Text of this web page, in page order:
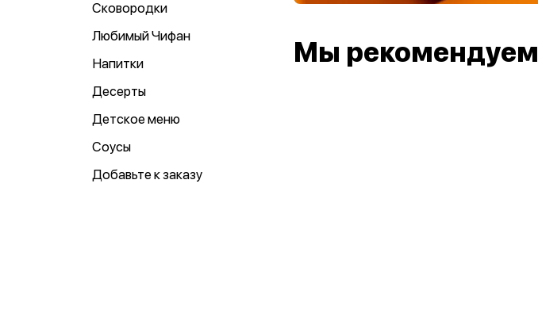
Сковородки
Любимый Чифан
Напитки
Десерты
Детское меню
Соусы
Добавьте к заказу
Мы рекомендуем